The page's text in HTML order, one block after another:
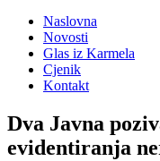
Naslovna
Novosti
Glas iz Karmela
Cjenik
Kontakt
Dva Javna
evidentiranja